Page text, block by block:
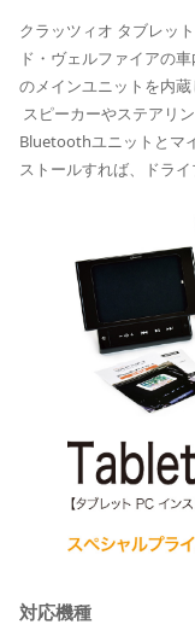
クラッツィオ タブレッ
ド・ヴェルファイアの
のメインユニットを内蔵
スピーカーやステアリ
Bluetoothユニットとマ
ストールすれば、ドラ
対応機種